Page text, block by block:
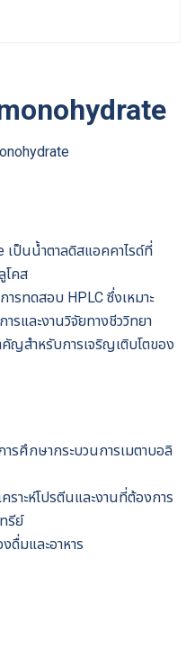
ป็นน้ำตาลดิสแอคคาไรด์ที่
โคส
รทดสอบ HPLC ซึ่งเหมาะ
รและงานวิจัยทางชีววิทยา
ญสำหรับการเจริญเติบโตของ
ารศึกษากระบวนการเมตาบอลิ
ราะห์โปรตีนและงานที่ต้องการ
รีย์
ดื่มและอาหาร